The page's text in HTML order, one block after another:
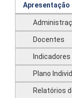
Apresentação
Docentes
Indicadores
Plano
Relatórios